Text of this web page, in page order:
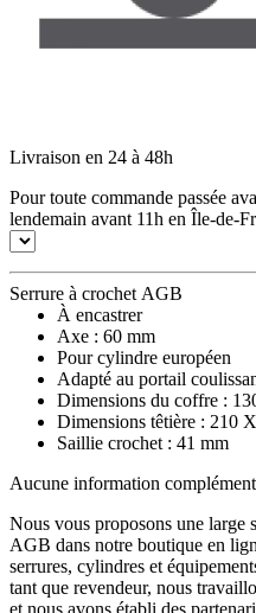
Livraison en 24 à 48h
Pour toute commande passée
lendemain avant 11h en Île-de-
Serrure à crochet AGB
À encastrer
Axe : 60 mm
Pour cylindre européen
Adapté au portail
Dimensions du coffre :
Dimensions têtière : 210
Saillie crochet : 41 mm
Aucune information
Nous vous proposons une large
AGB dans notre boutique en
serrures, cylindres et
tant que revendeur, nous
et nous avons établi des